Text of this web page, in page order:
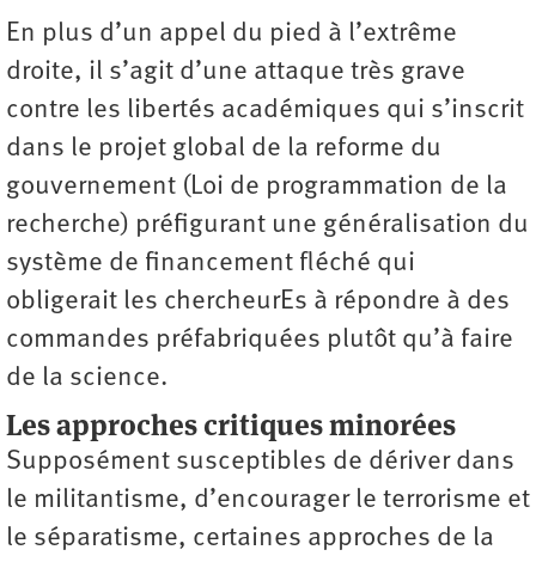
En plus d’un appel du pied à l’extrême
droite, il s’agit d’une attaque très grave
contre les libertés académiques qui s’inscrit
dans le projet global de la reforme du
gouvernement (Loi de programmation de la
recherche) préfigurant une généralisation du
système de financement fléché qui
obligerait les chercheurEs à répondre à des
commandes préfabriquées plutôt qu’à faire
de la science.
Les approches critiques minorées
Supposément susceptibles de dériver dans
le militantisme, d’encourager le terrorisme et
le séparatisme, certaines approches de la